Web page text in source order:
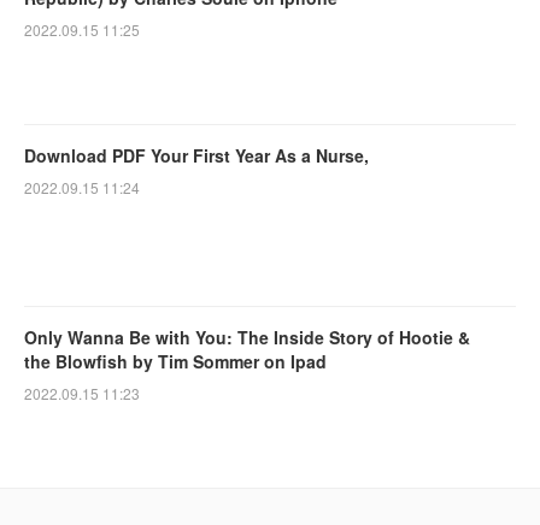
2022.09.15 11:25
Download PDF Your First Year As a Nurse,
2022.09.15 11:24
Only Wanna Be with You: The Inside Story of Hootie &
the Blowfish by Tim Sommer on Ipad
2022.09.15 11:23